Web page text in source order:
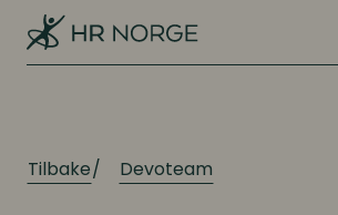
Arbeidsrett
Mangfold og inkludering
Lønn og ytelser
Tilbake ​Devoteam